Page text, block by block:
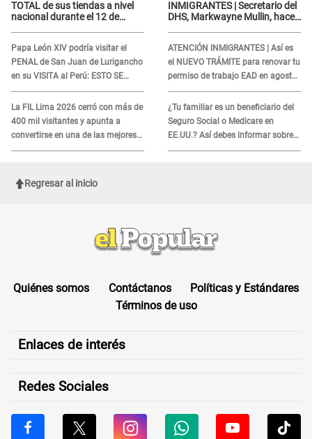
TOTAL de sus tiendas a nivel
nacional durante el 12 de
Papa León XIV podría visitar el
PENAL de San Juan de Lurigancho
en su VISITA al Perú: ESTO SE
SABE
La FIL Lima 2026 cerró con más de
400 mil visitantes y apunta a
convertirse en una de las mejores
ferias de Latinoamérica
INMIGRANTES | Secretario del
DHS, Markwayne Mullin, hace
ATENCIÓN INMIGRANTES | Así es
el NUEVO TRÁMITE para renovar tu
permiso de trabajo EAD en agosto
del 2026
¿Tu familiar es un beneficiario del
Seguro Social o Medicare en
EE.UU.? Así debes informar sobre
su muerte para EVITAR COBROS
Regresar al inicio
Quiénes somos Contáctanos
Políticas y Estándares
Términos de uso
Enlaces de interés
Redes Sociales